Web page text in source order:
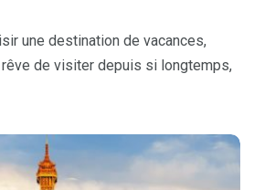
une destination de vacances,
rêve de visiter depuis si longtemps,